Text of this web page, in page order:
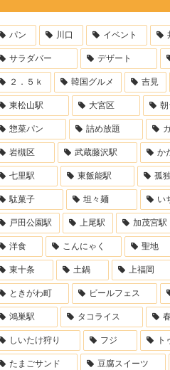
パン 川口 イベント
サラダバー デザート
２．５ｋ 韓国グルメ 吉見
東松山駅 大宮区 朝
惣菜パン 詰め放題
岩槻区 武蔵藤沢駅 か
七里駅 東飯能駅 孤
駄菓子 坦々麺 い
戸田公園駅 上尾駅 加茂宮駅
洋食 こんにゃく 聖地
東十条 土鍋 上福岡
ときがわ町 ビールフェス
鴻巣駅 タコライス
しいたけ狩り フジ ト
たまごサンド 豆腐スイーツ